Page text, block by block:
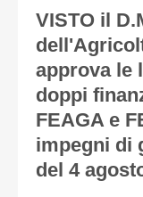
VISTO il
approva le
doppi
FEAGA e
impegni di
del 4